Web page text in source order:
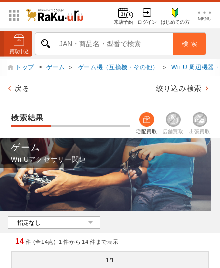
来店予約 ログイン はじめての方
トップ > ゲーム ＞ ゲーム機（互換機・その他） ＞ Wii U 周辺機器
戻る 絞り込み検索
検索結果
宅配買取 店舗買取 出張買取
ゲーム
Wii Uアクセサリー関連
14 件 (全14点) 1 件から 14 件まで表示
1/1